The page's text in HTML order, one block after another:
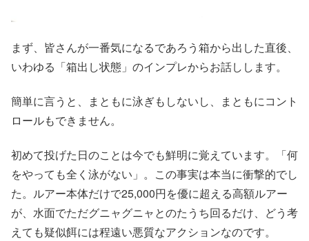
まず、皆さんが一番気になるであろう箱から出した直後、
いわゆる「箱出し状態」のインプレからお話しします。
簡単に言うと、まともに泳ぎもしないし、まともにコント
ロールもできません。
初めて投げた日のことは今でも鮮明に覚えています。「何
をやっても全く泳がない」。この事実は本当に衝撃的でし
た。ルアー本体だけで25,000円を優に超える高額ルアー
が、水面でただグニャグニャとのたうち回るだけ、どう考
えても疑似餌には程遠い悪質なアクションなのです。